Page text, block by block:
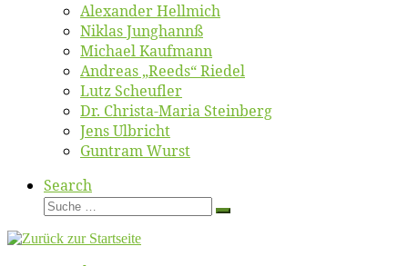
Alex­an­der Hellmich
Ni­klas Junghannß
Mi­cha­el Kaufmann
An­dre­as „Reeds“ Riedel
Lutz Scheuf­ler
Dr. Chris­­ta-Ma­ria Steinberg
Jens Ulb­richt
Gun­tram Wurst
Search
Suche
Suche